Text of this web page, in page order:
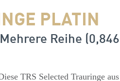
PLATIN
Reihe
TRS Selected Trauringe